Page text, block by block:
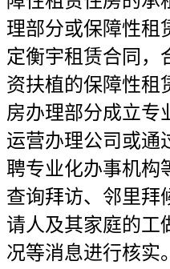
理部分或保障性租
定衡宇租赁合同，
资扶植的保障性租
房办理部分成立专
运营办理公司或通
聘专业化办事机构
查询拜访、邻里拜
请人及其家庭的工
况等消息进行核实